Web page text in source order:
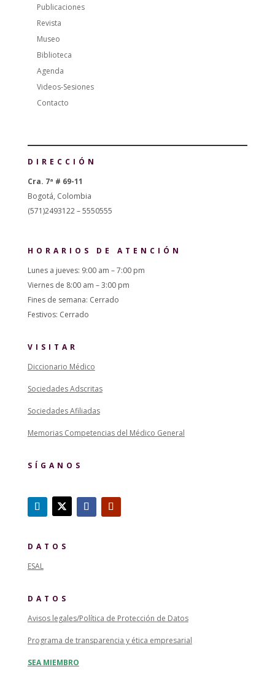
Publicaciones
Revista
Museo
Biblioteca
Agenda
Videos-Sesiones
Contacto
DIRECCIÓN
Cra. 7ª # 69-11
Bogotá, Colombia
(571)2493122 – 5550555
HORARIOS DE ATENCIÓN
Lunes a jueves: 9:00 am – 7:00 pm
Viernes de 8:00 am – 3:00 pm
Fines de semana: Cerrado
Festivos: Cerrado
VISITAR
Diccionario Médico
Sociedades Adscritas
Sociedades Afiliadas
Memorias Competencias del Médico General
SÍGANOS
DATOS
ESAL
DATOS
Avisos legales/Política de Protección de Datos
Programa de transparencia y ética empresarial
SEA MIEMBRO